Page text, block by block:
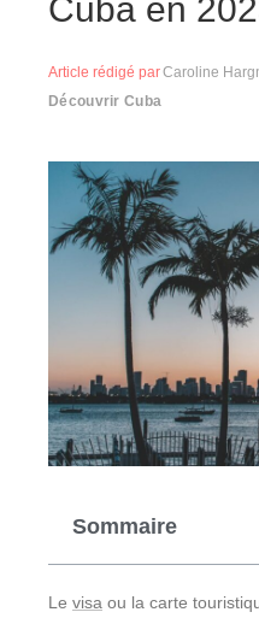
Cuba en
Article rédigé parCaroline
Découvrir Cuba
Sommaire
Le visa ou la carte